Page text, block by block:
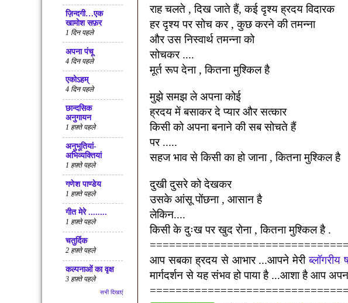
राह चलते ,दिख जाते हैं,कई दृश्य ह्रदय विदारक
हर दृश्य पर सोच कर ,कुछ करने की तमन्ना
और उस निस्वार्थ तमन्ना को
सोचकर ....
मूर्त रूप देना ,कितना मुश्किल है
मुझे समझ ले अपना कोई
ह्रदय में बसाकर दे प्यार और सत्कार
किसी को अपना बनाने की सब सोचते हैं
पर .....
सहज भाव से किसी का हो जाना ,कितना मुश्किल है
दुखी दुसरे को देखकर
उसके आंसू पोंछना , आसान है
लेकिन....
किसी के दुःख पर खुद रोना ,कितना मुश्किल है .
आप सबका ह्रदय से आभार ...आपने मेरीब्लॉगरीय
मार्गदर्शन से यह संभव हो पाया है ...आशा है आप
ज़िन्दगी…एक
खामोश सफ़र
1 दिन पहले
अपना पंचू
4 दिन पहले
एकोऽहम्
4 दिन पहले
छान्दसिक
अनुगायन
1 हफ़्ते पहले
अनुभूतियां-
अभिव्यक्तियां
1 हफ़्ते पहले
गणेश पाण्डेय
1 हफ़्ते पहले
गीत मेरे ........
1 हफ़्ते पहले
चतुर्दिक
2 हफ़्ते पहले
कल्पनाओं का वृक्ष
3 हफ़्ते पहले
सभी दिखाएं